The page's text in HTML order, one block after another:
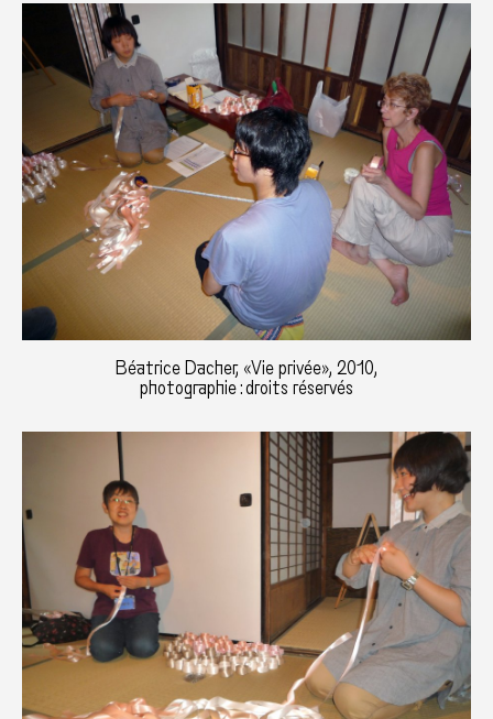
Béatrice Dacher, «Vie privée», 2010,
photographie : droits réservés